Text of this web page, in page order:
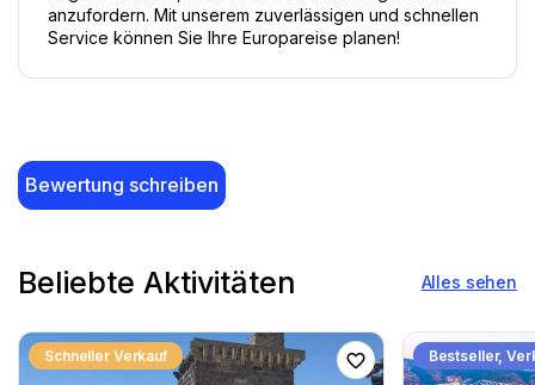
anzufordern. Mit unserem zuverlässigen und schnellen
Service können Sie Ihre Europareise planen!
Bewertung schreiben
Beliebte Aktivitäten Alles sehen
Schneller Verkauf Bestseller,